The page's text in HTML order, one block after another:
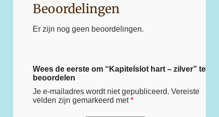
Beoordelingen
Er zijn nog geen beoordelingen.
Wees de eerste om “Kapitelslot hart – zilver” te
beoordelen
Je e-mailadres wordt niet gepubliceerd. Vereiste
velden zijn gemarkeerd met*